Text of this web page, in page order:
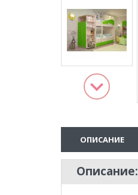
ОПИСАНИЕ
Описание: